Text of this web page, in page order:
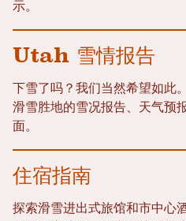
示。
Utah 雪情报告
下雪了吗？我们当然希望如此
滑雪胜地的雪况报告、天气预
面。
住宿指南
探索滑雪进出式旅馆和市中心